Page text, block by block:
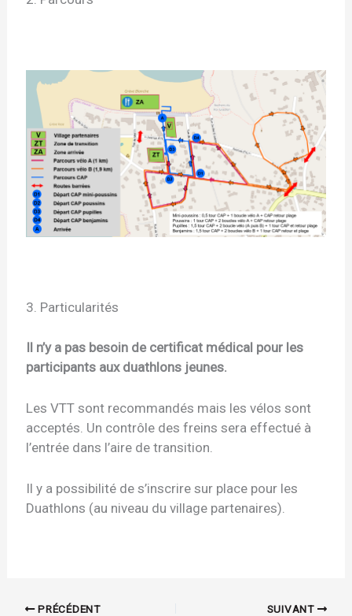
3. Particularités
Il n’y a pas besoin de certificat médical pour les
participants aux duathlons jeunes.
Les VTT sont recommandés mais les vélos sont
acceptés. Un contrôle des freins sera effectué à
l’entrée dans l’aire de transition.
Il y a possibilité de s’inscrire sur place pour les
Duathlons (au niveau du village partenaires).
PRÉCÉDENT SUIVANT